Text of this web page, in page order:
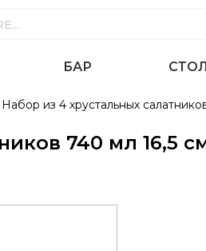
БАР
Набор из 4 хрустальных
740 мл 16,5